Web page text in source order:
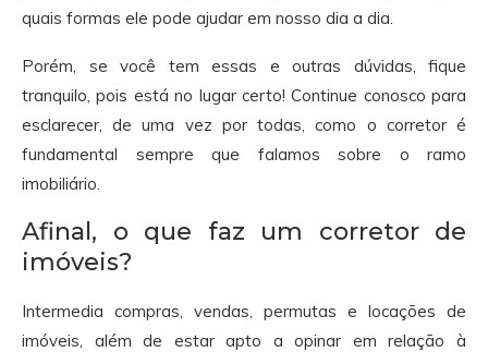
quais formas ele pode ajudar em nosso dia a dia.
Porém, se você tem essas e outras dúvidas, fique
tranquilo, pois está no lugar certo! Continue conosco para
esclarecer, de uma vez por todas, como o corretor é
fundamental sempre que falamos sobre o ramo
imobiliário.
Afinal, o que faz um corretor de
imóveis?
Intermedia compras, vendas, permutas e locações de
imóveis, além de estar apto a opinar em relação à